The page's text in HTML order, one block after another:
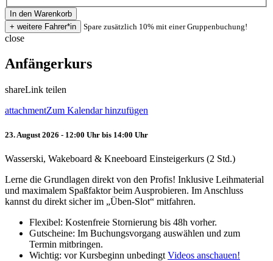
Spare zusätzlich 10% mit einer Gruppenbuchung!
close
Anfängerkurs
shareLink teilen
attachmentZum Kalendar hinzufügen
23. August 2026 - 12:00 Uhr bis 14:00 Uhr
Wasserski, Wakeboard & Kneeboard Einsteigerkurs (2 Std.)
Lerne die Grundlagen direkt von den Profis! Inklusive Leihmaterial
und maximalem Spaßfaktor beim Ausprobieren. Im Anschluss
kannst du direkt sicher im „Üben-Slot“ mitfahren.
Flexibel: Kostenfreie Stornierung bis 48h vorher.
Gutscheine: Im Buchungsvorgang auswählen und zum
Termin mitbringen.
Wichtig: vor Kursbeginn unbedingt Videos anschauen!